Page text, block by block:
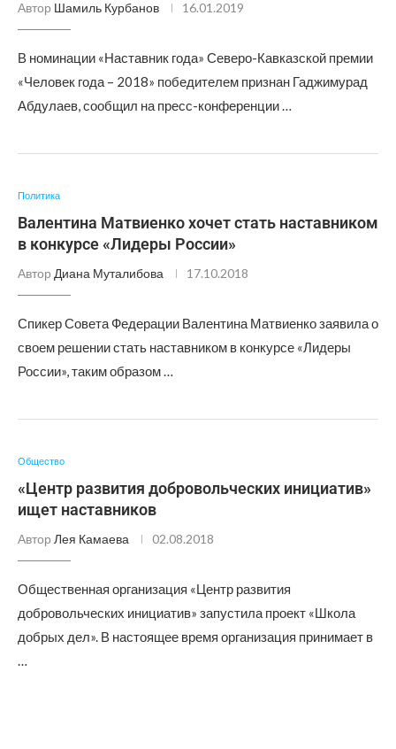
Автор Шамиль Курбанов 16.01.2019
В номинации «Наставник года» Северо-Кавказской премии
«Человек года – 2018» победителем признан Гаджимурад
Абдулаев, сообщил на пресс-конференции …
Политика
Валентина Матвиенко хочет стать наставником
в конкурсе «Лидеры России»
Автор Диана Муталибова 17.10.2018
Спикер Совета Федерации Валентина Матвиенко заявила о
своем решении стать наставником в конкурсе «Лидеры
России», таким образом …
Общество
«Центр развития добровольческих инициатив»
ищет наставников
Автор Лея Камаева 02.08.2018
Общественная организация «Центр развития
добровольческих инициатив» запустила проект «Школа
добрых дел». В настоящее время организация принимает в
…